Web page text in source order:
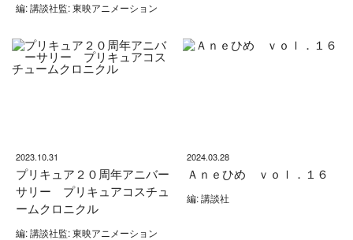
編: 講談社監: 東映アニメーション
2023.10.31
プリキュア２０周年アニバー
サリー プリキュアコスチュ
ームクロニクル
編: 講談社監: 東映アニメーション
2024.03.28
Ａｎｅひめ ｖｏｌ．１６
編: 講談社